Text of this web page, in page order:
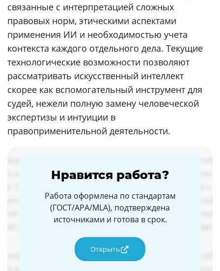
связанные с интерпретацией сложных
правовых норм, этическими аспектами
применения ИИ и необходимостью учета
контекста каждого отдельного дела. Текущие
технологические возможности позволяют
рассматривать искусственный интеллект
скорее как вспомогательный инструмент для
судей, нежели полную замену человеческой
экспертизы и интуиции в
правоприменительной деятельности.
Нравится работа?
Работа оформлена по стандартам
(ГОСТ/APA/MLA), подтверждена
источниками и готова в срок.
Открыть